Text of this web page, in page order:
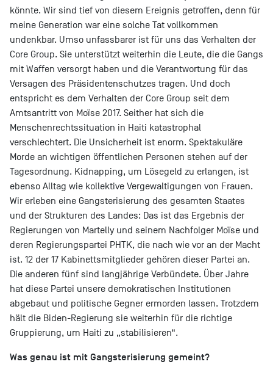
könnte. Wir sind tief von diesem Ereignis getroffen, denn für
meine Generation war eine solche Tat vollkommen
undenkbar. Umso unfassbarer ist für uns das Verhalten der
Core Group. Sie unterstützt weiterhin die Leute, die die Gangs
mit Waffen versorgt haben und die Verantwortung für das
Versagen des Präsidentenschutzes tragen. Und doch
entspricht es dem Verhalten der Core Group seit dem
Amtsantritt von Moïse 2017. Seither hat sich die
Menschenrechtssituation in Haiti katastrophal
verschlechtert. Die Unsicherheit ist enorm. Spektakuläre
Morde an wichtigen öffentlichen Personen stehen auf der
Tagesordnung. Kidnapping, um Lösegeld zu erlangen, ist
ebenso Alltag wie kollektive Vergewaltigungen von Frauen.
Wir erleben eine Gangsterisierung des gesamten Staates
und der Strukturen des Landes: Das ist das Ergebnis der
Regierungen von Martelly und seinem Nachfolger Moïse und
deren Regierungspartei PHTK, die nach wie vor an der Macht
ist. 12 der 17 Kabinettsmitglieder gehören dieser Partei an.
Die anderen fünf sind langjährige Verbündete. Über Jahre
hat diese Partei unsere demokratischen Institutionen
abgebaut und politische Gegner ermorden lassen. Trotzdem
hält die Biden-Regierung sie weiterhin für die richtige
Gruppierung, um Haiti zu „stabilisieren“.
Was genau ist mit Gangsterisierung gemeint?